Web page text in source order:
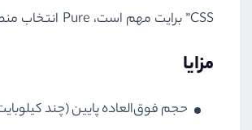
CSS” برایت مهم است، Pure انتخاب منطقی است.
مزایا
حجم فوق‌العاده پایین (چند